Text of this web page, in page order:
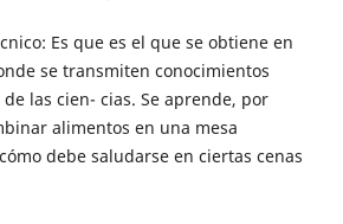
Es que es el que se obtiene en
se transmiten conocimientos
las cien- cias. Se aprende, por
alimentos en una mesa
debe saludarse en ciertas cenas